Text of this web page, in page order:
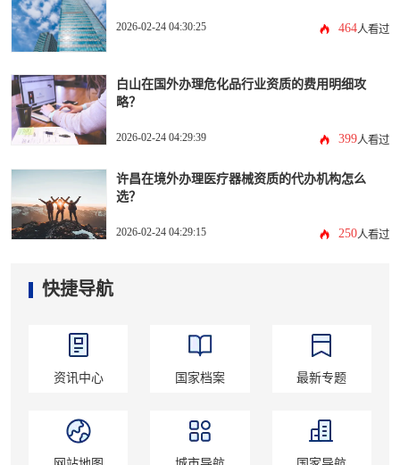
2026-02-24 04:30:25 464人看过
白山在国外办理危化品行业资质的费用明细攻
略？
2026-02-24 04:29:39 399人看过
许昌在境外办理医疗器械资质的代办机构怎么
选？
2026-02-24 04:29:15 250人看过
快捷导航
资讯中心 国家档案 最新专题